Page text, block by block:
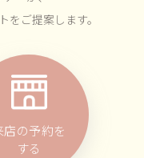
店の予約を
する
をご提案します。